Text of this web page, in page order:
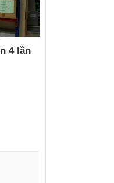
4 lần